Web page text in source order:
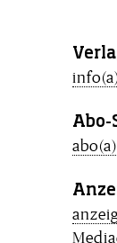
Abo-